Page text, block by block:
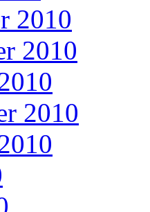
2010
2010
2010